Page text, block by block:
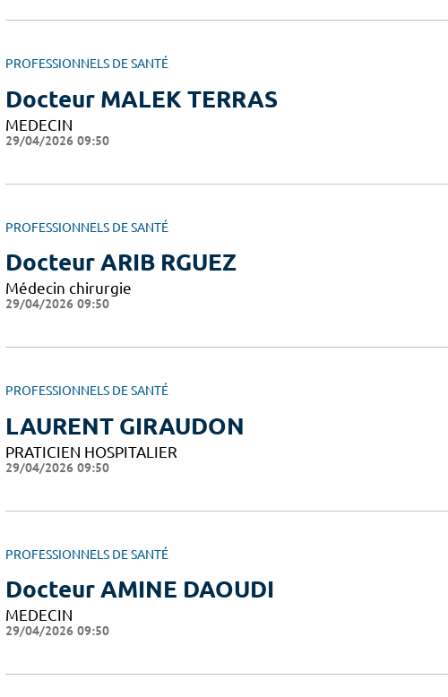
PROFESSIONNELS DE SANTÉ
Docteur MALEK TERRAS
MEDECIN
29/04/2026 09:50
PROFESSIONNELS DE SANTÉ
Docteur ARIB RGUEZ
Médecin chirurgie
29/04/2026 09:50
PROFESSIONNELS DE SANTÉ
LAURENT GIRAUDON
PRATICIEN HOSPITALIER
29/04/2026 09:50
PROFESSIONNELS DE SANTÉ
Docteur AMINE DAOUDI
MEDECIN
29/04/2026 09:50